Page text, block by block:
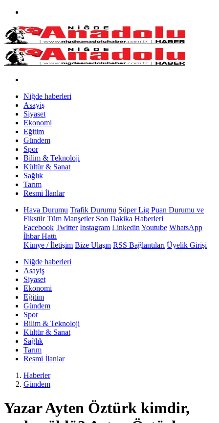
Niğde haberleri
Asayiş
Siyaset
Ekonomi
Eğitim
Gündem
Spor
Bilim & Teknoloji
Kültür & Sanat
Sağlık
Tarım
Resmi İlanlar
Hava Durumu Trafik Durumu Süper Lig Puan Durumu ve
Fikstür Tüm Manşetler Son Dakika Haberleri
Facebook Twitter Instagram Linkedin Youtube WhatsApp
İhbar Hattı
Künye / İletişim Bize Ulaşın RSS Bağlantıları Üyelik Girişi
Niğde haberleri
Asayiş
Siyaset
Ekonomi
Eğitim
Gündem
Spor
Bilim & Teknoloji
Kültür & Sanat
Sağlık
Tarım
Resmi İlanlar
Haberler
Gündem
Yazar Ayten Öztürk kimdir,